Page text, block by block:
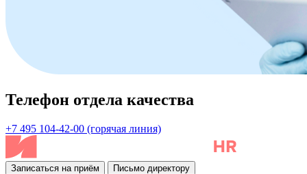
Телефон отдела качества
+7 495 104-42-00 (горячая линия)
Записаться на приём Письмо директору